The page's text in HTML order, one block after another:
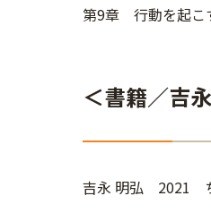
第9章 行動を起こ
＜書籍／吉
吉永 明弘 2021